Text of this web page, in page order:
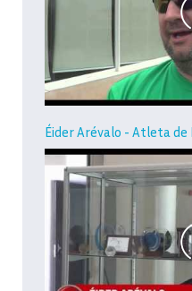
Éider Arévalo - Atleta